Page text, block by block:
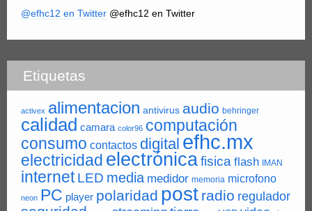
@efhc12 en Twitter @efhc12 en Twitter
Etiquetas
activex alimentacion antivirus audio behringer
calidad camara color96 computación
consumo contactos digital efhc.mx
electricidad electrónicafisica flash IMAN
internet LED media medidor memoria microfono
neon PC player polaridad post radio regulador